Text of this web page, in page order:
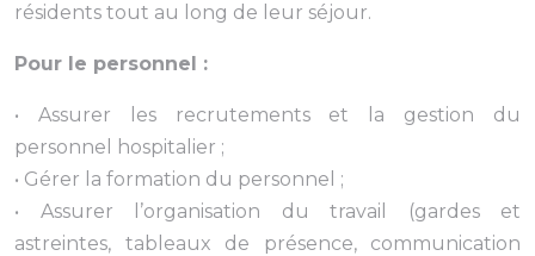
résidents tout au long de leur séjour.
Pour le personnel :
• Assurer les recrutements et la gestion du
personnel hospitalier ;
• Gérer la formation du personnel ;
• Assurer l’organisation du travail (gardes et
astreintes, tableaux de présence, communication